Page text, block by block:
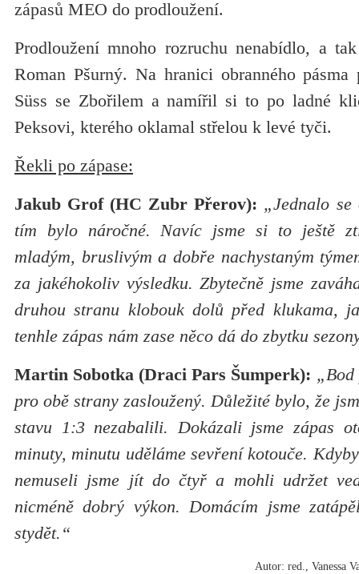
zápasů MEO do prodloužení.
Prodloužení mnoho rozruchu nenabídlo, a
Roman Pšurný. Na hranici obranného
Süss se Zbořilem a namířil si to po ladné
Peksovi, kterého oklamal střelou k levé tyči.
Řekli po zápase:
Jakub Grof (HC Zubr Přerov): „Jednalo
tím bylo náročné. Navíc jsme si to ještě
mladým, bruslivým a dobře nachystaným
za jakéhokoliv výsledku. Zbytečně jsme
druhou stranu klobouk dolů před klukama,
tenhle zápas nám zase něco dá do zbytku
Martin Sobotka (Draci Pars Šumperk): „Bod
pro obě strany zasloužený. Důležité bylo, že
stavu 1:3 nezabalili. Dokázali jsme zápas
minuty, minutu uděláme sevření kotouče.
nemuseli jsme jít do čtyř a mohli udržet
nicméně dobrý výkon. Domácím jsme
stydět.“
Autor: red., Vanessa